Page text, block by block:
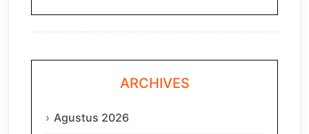
ARCHIVES
Agustus 2026